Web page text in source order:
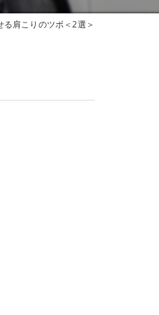
肩こりのツボ＜2選＞